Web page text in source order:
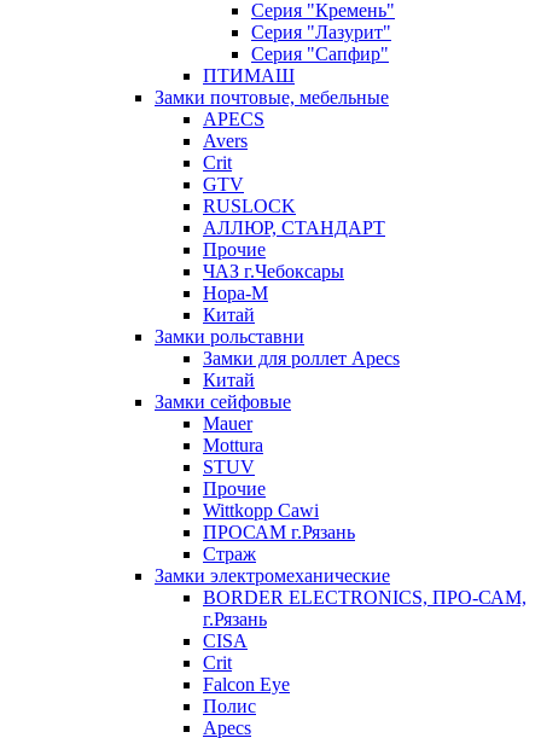
Серия "Кремень"
Серия "Лазурит"
Серия "Сапфир"
ПТИМАШ
Замки почтовые, мебельные
APECS
Avers
Crit
GTV
RUSLOCK
АЛЛЮР, СТАНДАРТ
Прочие
ЧАЗ г.Чебоксары
Нора-М
Китай
Замки рольставни
Замки для роллет Apecs
Китай
Замки сейфовые
Mauer
Mottura
STUV
Прочие
Wittkopp Cawi
ПРОСАМ г.Рязань
Страж
Замки электромеханические
BORDER ELECTRONICS, ПРО-САМ,
г.Рязань
CISA
Crit
Falcon Eye
Полис
Apecs